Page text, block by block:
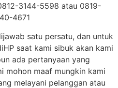
3144-5598 atau 0819-
4671
satu persatu, dan untuk
saat kami sibuk akan kami
ada pertanyaan yang
mohon maaf mungkin kami
melayani pelanggan atau